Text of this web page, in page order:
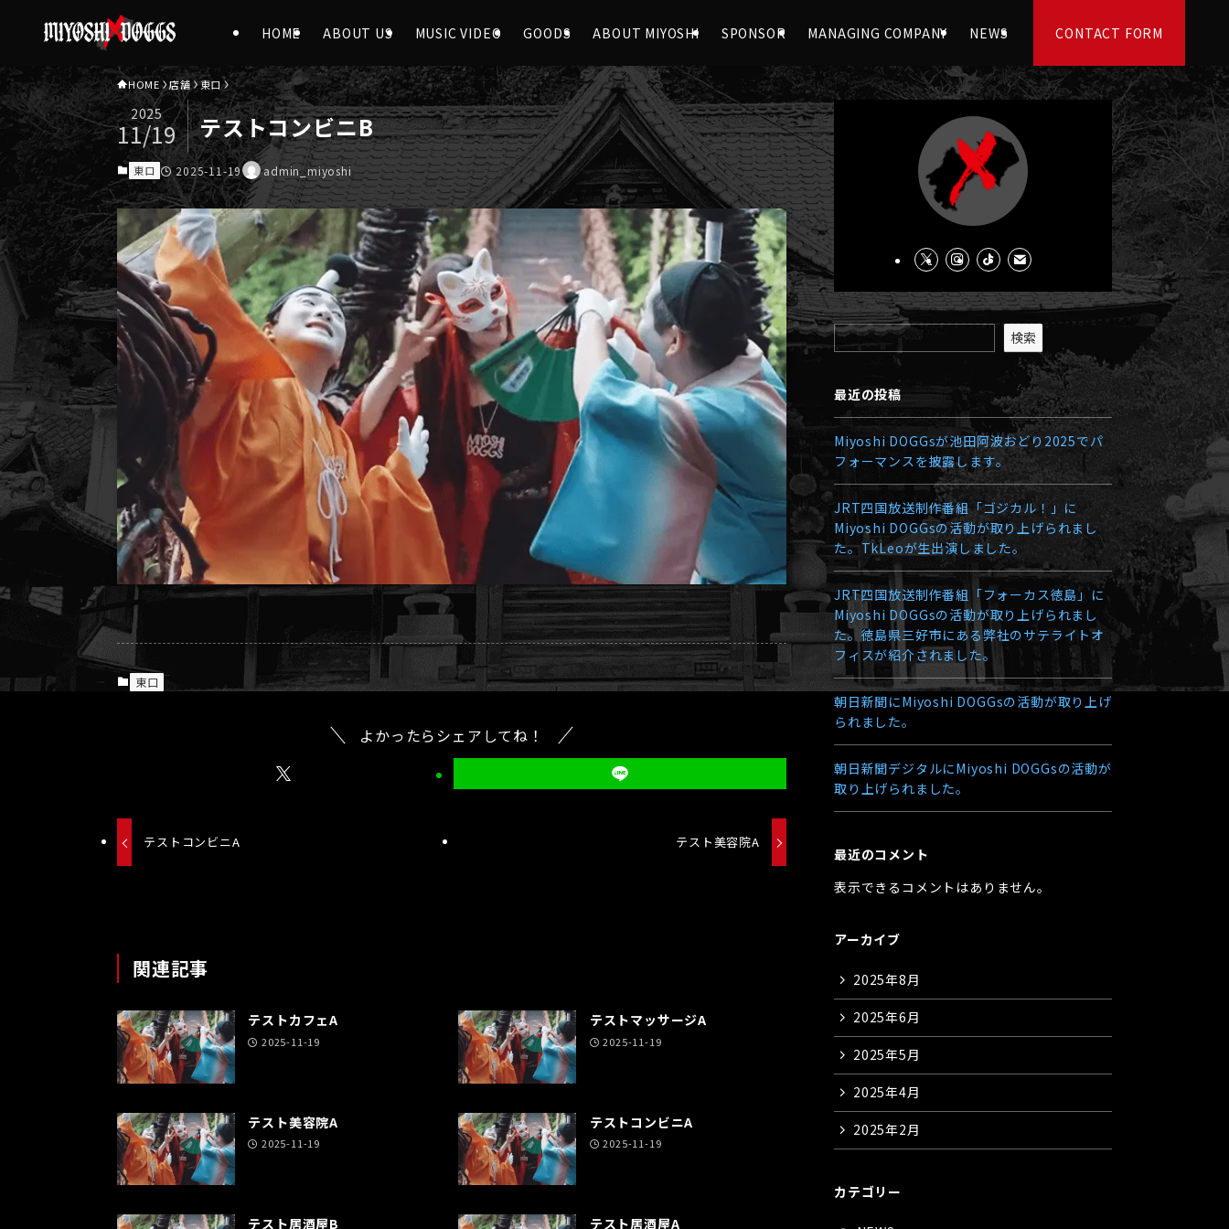
HOME ABOUT US MUSIC VIDEO GOODS ABOUT MIYOSHI SPONSOR MANAGING COMPANY NEWS CONTACT FORM
HOME 店舗 東口
テストコンビニB
2025
11/19
東口 2025-11-19 admin_miyoshi
東口
よかったらシェアしてね！
テストコンビニA テスト美容院A
関連記事
テストカフェA
2025-11-19
テストマッサージA
2025-11-19
テスト美容院A
2025-11-19
テストコンビニA
2025-11-19
テスト居酒屋B テスト居酒屋A
検索
最近の投稿
Miyoshi DOGGsが池田阿波おどり2025でパ
フォーマンスを披露します。
JRT四国放送制作番組「ゴジカル！」に
Miyoshi DOGGsの活動が取り上げられまし
た。TkLeoが生出演しました。
JRT四国放送制作番組「フォーカス徳島」に
Miyoshi DOGGsの活動が取り上げられまし
た。徳島県三好市にある弊社のサテライトオ
フィスが紹介されました。
朝日新聞にMiyoshi DOGGsの活動が取り上げ
られました。
朝日新聞デジタルにMiyoshi DOGGsの活動が
取り上げられました。
最近のコメント
表示できるコメントはありません。
アーカイブ
2025年8月
2025年6月
2025年5月
2025年4月
2025年2月
カテゴリー